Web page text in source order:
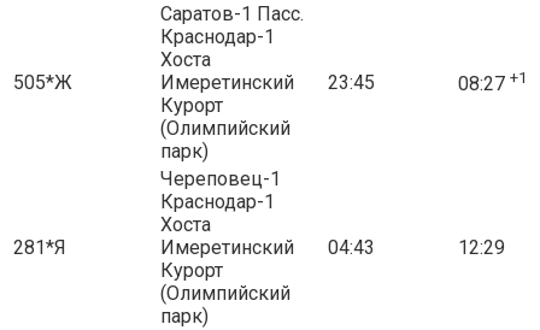
505*Ж
Саратов-1 Пасс.
Краснодар-1
Хоста
Имеретинский
Курорт
(Олимпийский
парк)
23:45 08:27 +1
281*Я
Череповец-1
Краснодар-1
Хоста
Имеретинский
Курорт
(Олимпийский
парк)
04:43 12:29